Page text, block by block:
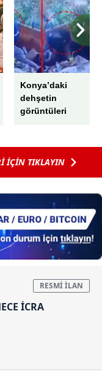
Kanunu uyarınca
ve sitemizde
çerezlerle ilgili bilgi
Konya’daki
dehşetin
görüntüleri
buluşması
kanlı bitti:
vahşice
bıçakladı!
İÇİN TIKLAYIN
İCRA